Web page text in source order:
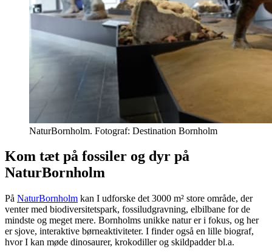
NaturBornholm. Fotograf: Destination Bornholm
Kom tæt på fossiler og dyr på
NaturBornholm
På NaturBornholm kan I udforske det 3000 m² store område, der
venter med biodiversitetspark, fossiludgravning, elbilbane for de
mindste og meget mere. Bornholms unikke natur er i fokus, og her
er sjove, interaktive børneaktiviteter. I finder også en lille biograf,
hvor I kan møde dinosaurer, krokodiller og skildpadder bl.a.